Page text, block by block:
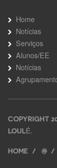
Home
Notícias
Serviços
Alunos/EE
Notícias
COPYRIGHT
LOULÉ.
HOME @